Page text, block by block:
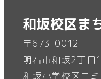
和坂校区ま
〒673-0012
明石市和坂2丁目
和坂小学校区コ